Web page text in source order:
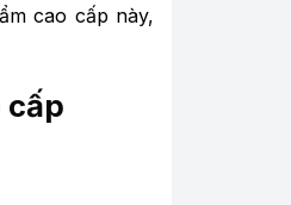
cao cấp này,
cấp